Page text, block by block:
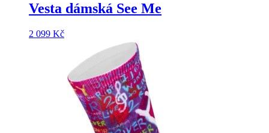
Vesta dámská See Me
2 099 Kč